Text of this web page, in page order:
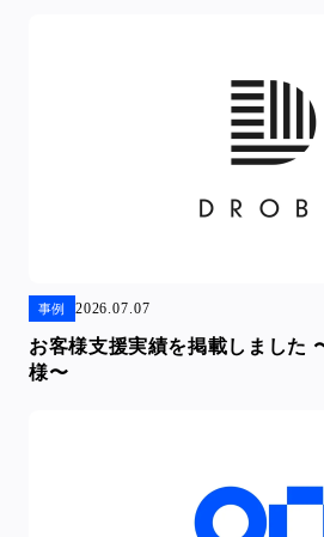
事例 2026.07.07
お客様支援実績を掲載しました
様〜